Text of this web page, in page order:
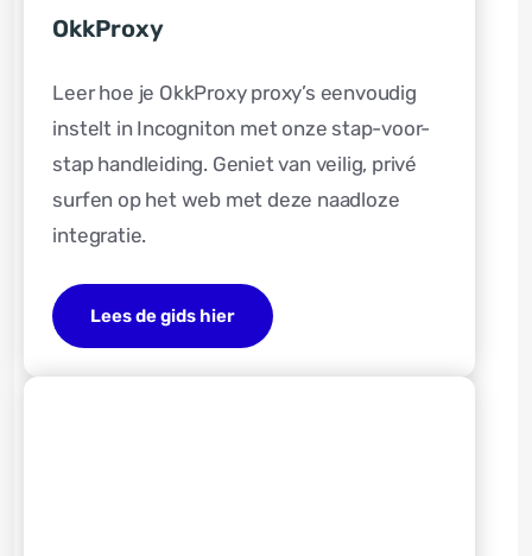
OkkProxy
Leer hoe je OkkProxy proxy’s eenvoudig
instelt in Incogniton met onze stap-voor-
stap handleiding. Geniet van veilig, privé
surfen op het web met deze naadloze
integratie.
Lees de gids hier